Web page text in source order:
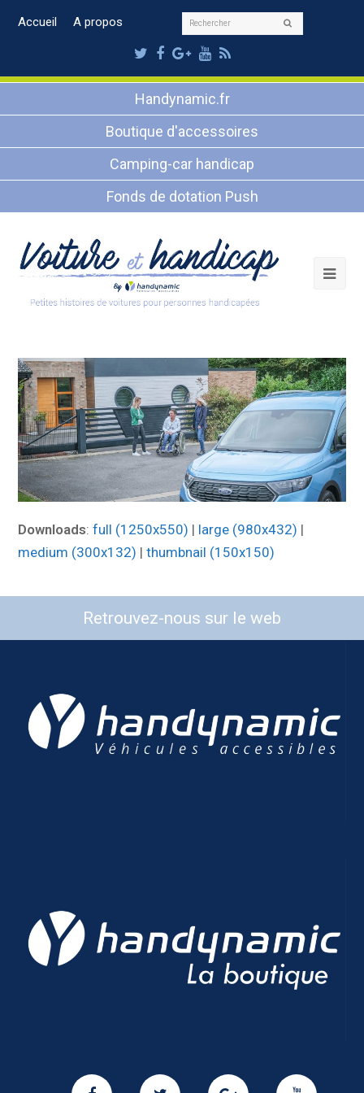
Accueil A propos Rechercher
Twitter
Facebook
Google
Plus
Youtube
RSS
Handynamic.fr
Boutique d'accessoires
Camping-car handicap
Fonds de dotation Push
Downloads:full (1250x550) | large (980x432) |
medium (300x132) |thumbnail (150x150)
Retrouvez-nous sur le web